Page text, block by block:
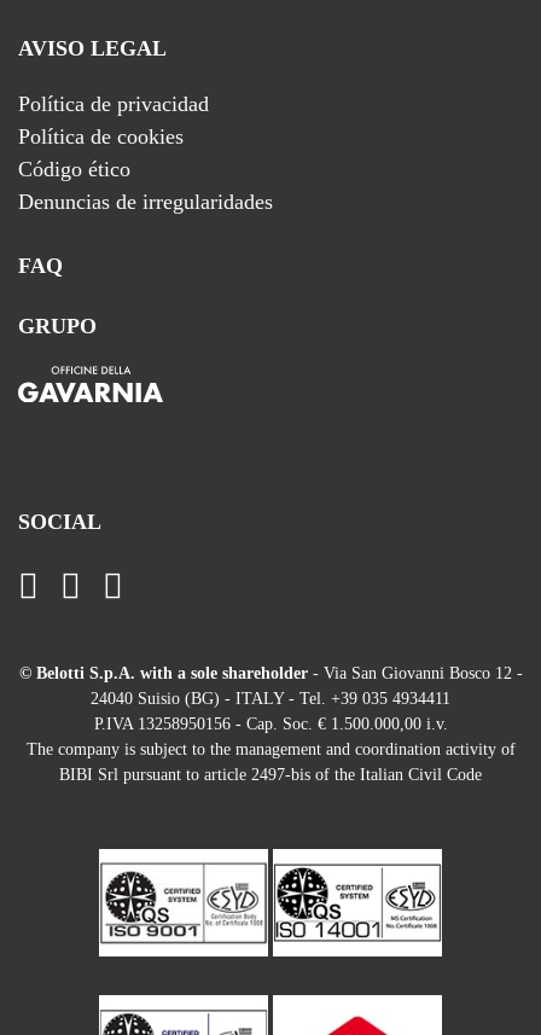
AVISO LEGAL
Política de privacidad
Política de cookies
Código ético
Denuncias de irregularidades
FAQ
GRUPO
SOCIAL
© Belotti S.p.A. with a sole shareholder- Via San Giovanni Bosco 12 -
24040 Suisio (BG) - ITALY - Tel. +39 035 4934411
P.IVA 13258950156 - Cap. Soc. € 1.500.000,00 i.v.
The company is subject to the management and coordination activity of
BIBI Srl pursuant to article 2497-bis of the Italian Civil Code